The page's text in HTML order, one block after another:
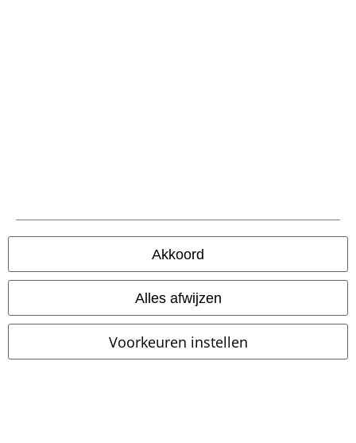
Akkoord
Alles afwijzen
Voorkeuren instellen